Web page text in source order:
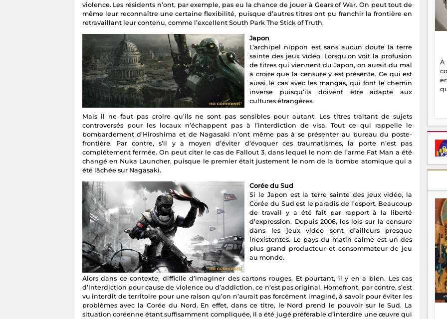
violence. Les résidents n’ont, par exemple, pas eu la chance de jouer à Gears of War. On peut tout de
même leur reconnaître une certaine flexibilité, puisque d’autres titres ont pu franchir la frontière en
retravaillant leur contenu, comme l’excellent South Park The Stick of Truth.
Japon
L’archipel nippon est sans aucun doute la terre
sainte des jeux vidéo. Lorsqu’on voit la profusion
de titres qui viennent du Japon, on aurait du mal
à croire que la censure y est présente. Ce qui est
aussi le cas avec les mangas, qui font le chemin
inverse puisqu’ils doivent être adapté aux
cultures étrangères.
Mais il ne faut pas croire qu’ils ne sont pas sensibles pour autant. Les titres traitant de sujets
controversés pour les locaux n’échappent pas à l’interdiction de visa. Tout ce qui rappelle le
bombardement d’Hiroshima et de Nagasaki n’ont même pas à se présenter au bureau du poste-
frontière. Par contre, s’il y a moyen d’éviter d’évoquer ces traumatismes, la porte n’est pas
complètement fermée. On peut citer le cas de Fallout 3, dans lequel le nom de l’arme Fat Man a été
changé en Nuka Launcher, puisque le premier était justement le nom de la bombe atomique qui a
été lâchée sur Nagasaki.
Corée du Sud
Si le Japon est la terre sainte des jeux vidéo, la
Corée du Sud est le paradis de l’esport. Beaucoup
de travail y a été fait par rapport à la liberté
d’expression. Depuis 2006, les lois sur la censure
dans les jeux vidéo sont d’ailleurs presque
inexistentes. Le pays du matin calme est un des
plus grand producteur et consommateur de jeu
au monde.
Alors dans ce contexte, difficile d’imaginer des cartons rouges. Et pourtant, il y en a bien. Les cas
d’interdiction pour cause de violence ou d’addiction, ce n’est pas original. Homefront, par contre, s’est
vu interdit de territoire pour une raison qu’on n’aurait pas forcément imaginé, à savoir pour éviter les
problèmes avec la Corée du Nord. En effet, dans ce titre, le Nord prend le pouvoir sur le Sud. La
situation coréenne étant suffisamment compliquée, il a été jugé préférable d’interdire une œuvre qui